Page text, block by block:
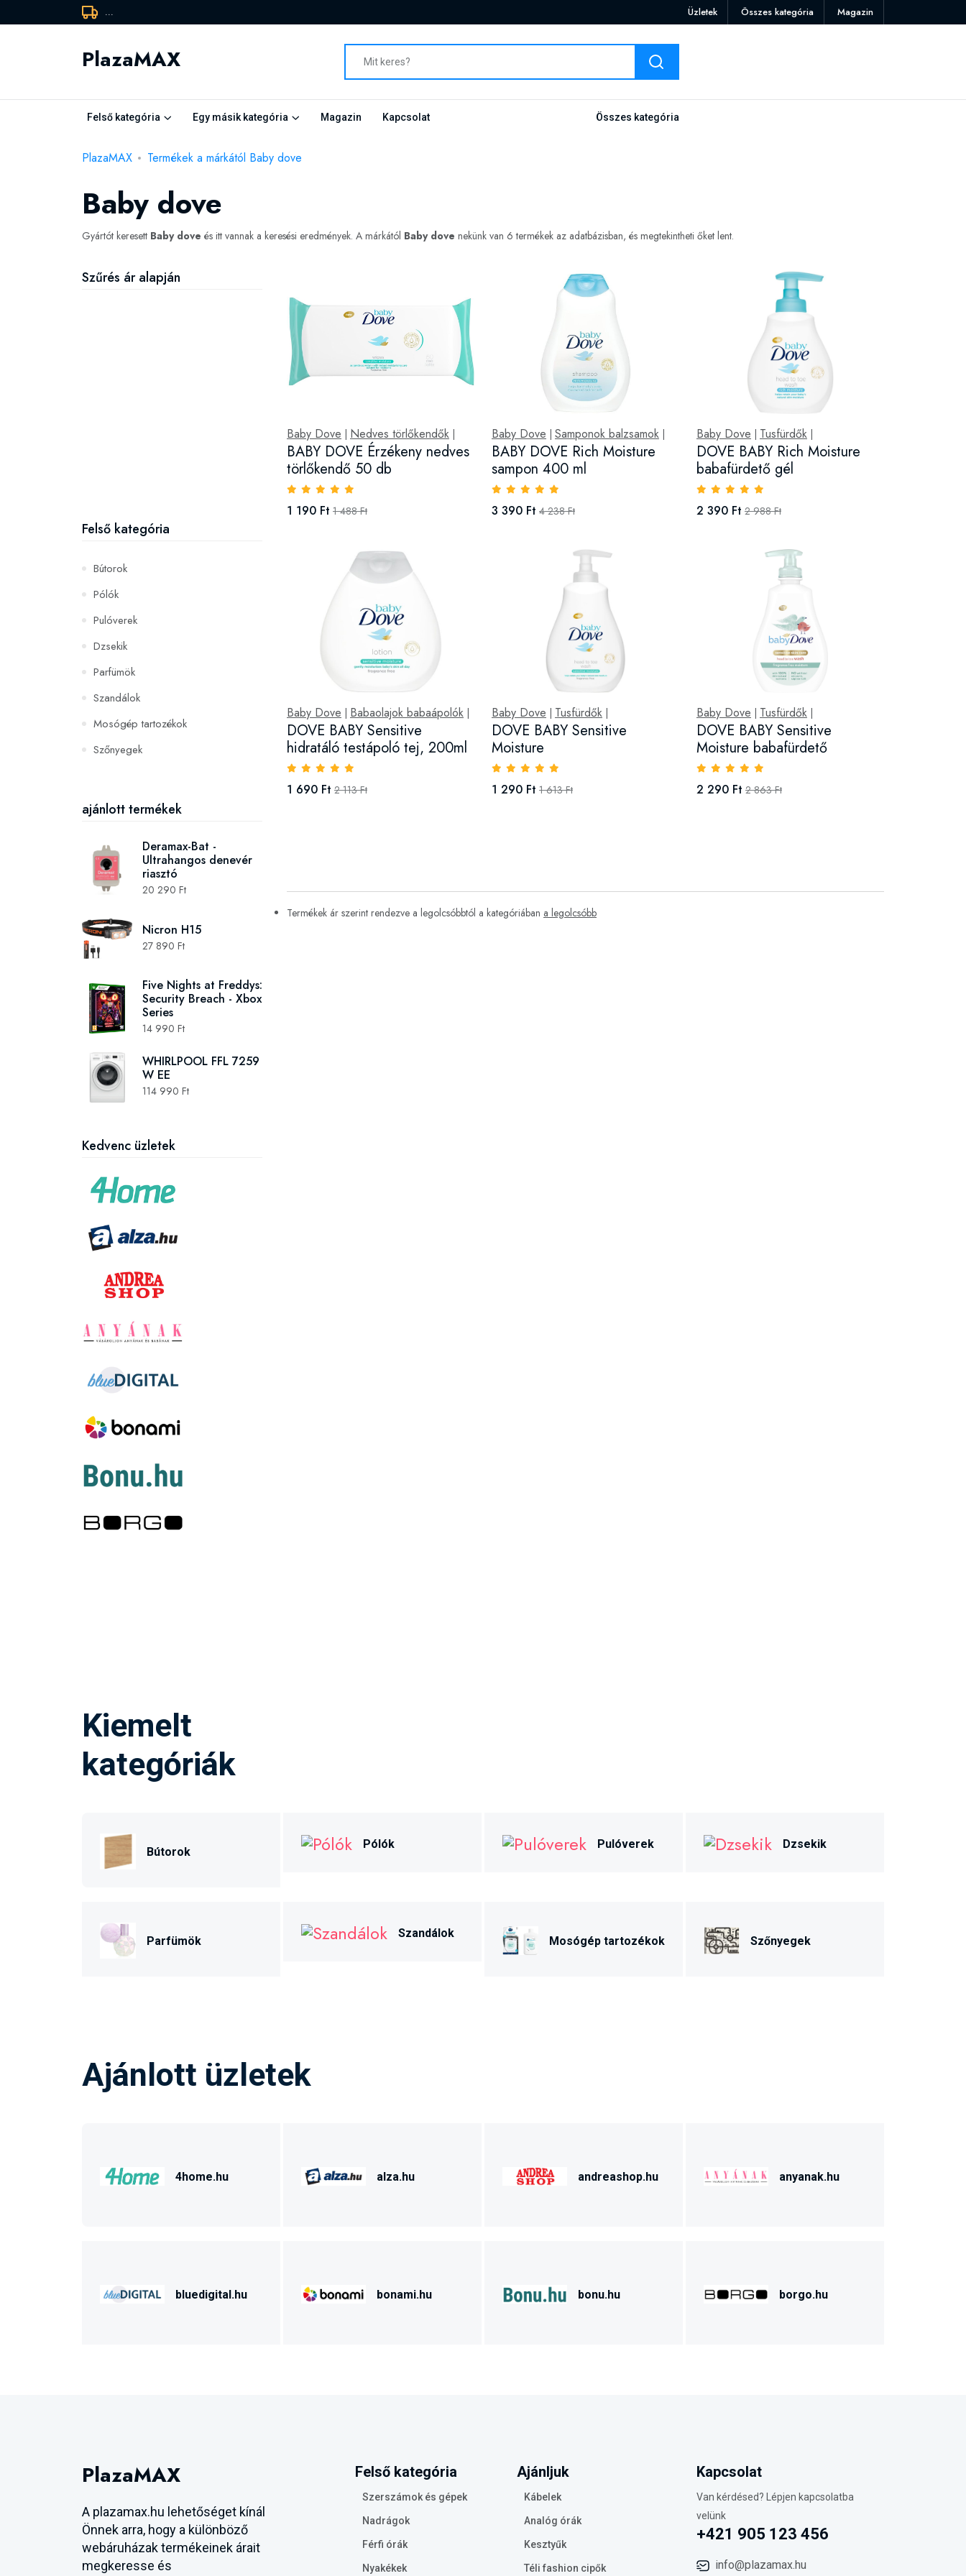
... Üzletek Összes kategória Magazin
PlazaMAX
Felső kategória Egy másik kategória Magazin Kapcsolat Összes kategória
PlazaMAX Termékek a márkától Baby dove
Baby dove
Gyártót keresett Baby dove és itt vannak a keresési eredmények. A márkától Baby dove nekünk van 6 termékek az adatbázisban, és megtekintheti őket lent.
Szűrés ár alapján
Felső kategória
Bútorok
Pólók
Pulóverek
Dzsekik
Parfümök
Szandálok
Mosógép tartozékok
Szőnyegek
Szerszámok és gépek
ajánlott termékek
Deramax-Bat -
Ultrahangos denevér
riasztó
20 290 Ft
Nicron H15
27 890 Ft
Five Nights at Freddys:
Security Breach - Xbox
Series
14 990 Ft
WHIRLPOOL FFL 7259
W EE
114 990 Ft
Kedvenc üzletek
Baby Dove Nedves törlőkendők
BABY DOVE Érzékeny nedves
törlőkendő 50 db
1 190 Ft 1 488 Ft
Baby Dove Samponok balzsamok|
BABY DOVE Rich Moisture
sampon 400 ml
3 390 Ft 4 238 Ft
Baby Dove Tusfürdők|
DOVE BABY Rich Moisture
babafürdető gél
2 390 Ft 2 988 Ft
Baby Dove Babaolajok babaápolók
DOVE BABY Sensitive
hidratáló testápoló tej, 200ml
1 690 Ft 2 113 Ft
Baby Dove Tusfürdők|
DOVE BABY Sensitive
Moisture
1 290 Ft 1 613 Ft
Baby Dove Tusfürdők|
DOVE BABY Sensitive
Moisture babafürdető
2 290 Ft 2 863 Ft
Termékek ár szerint rendezve a legolcsóbbtól a kategóriában a legolcsóbb
Kiemelt
kategóriák
Bútorok
Pólók Pulóverek Dzsekik
Parfümök
Szandálok
Mosógép tartozékok Szőnyegek
Ajánlott üzletek
4home.hu alza.hu andreashop.hu anyanak.hu
bluedigital.hu bonami.hu bonu.hu borgo.hu
PlazaMAX
A plazamax.hu lehetőséget kínál
Önnek arra, hogy a különböző
webáruházak termékeinek árait
megkeresse és
Felső kategória
Szerszámok és gépek
Nadrágok
Férfi órák
Nyakékek
Ajánljuk
Kábelek
Analóg órák
Kesztyűk
Téli fashion cipők
Kapcsolat
Van kérdésed? Lépjen kapcsolatba
velünk
+421 905 123 456
info@plazamax.hu